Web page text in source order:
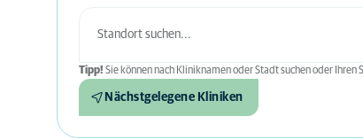
Tipp! Sie können nach Kliniknamen oder Stadt suchen oder
Nächstgelegene Kliniken